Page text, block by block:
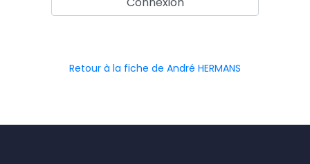
Retour à la fiche de André HERMANS